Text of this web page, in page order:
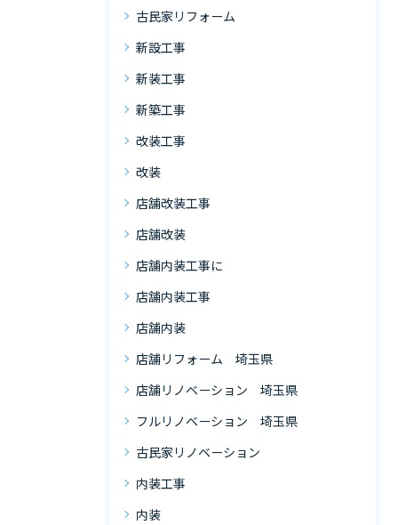
古民家リフォーム
新設工事
新装工事
新築工事
改装工事
改装
店舗改装工事
店舗改装
店舗内装工事に
店舗内装工事
店舗内装
店舗リフォーム 埼玉県
店舗リノベーション 埼玉県
フルリノベーション 埼玉県
古民家リノベーション
内装工事
内装